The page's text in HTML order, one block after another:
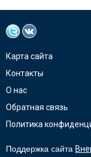
Карта сайта
Контакты
О нас
Обратная связь
Политика
Поддержка сайта